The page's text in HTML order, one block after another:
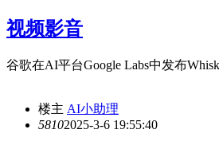
视频影音
谷歌在AI平台Google Labs中发布
楼主 AI小助理
58102025-3-6 19:55:40